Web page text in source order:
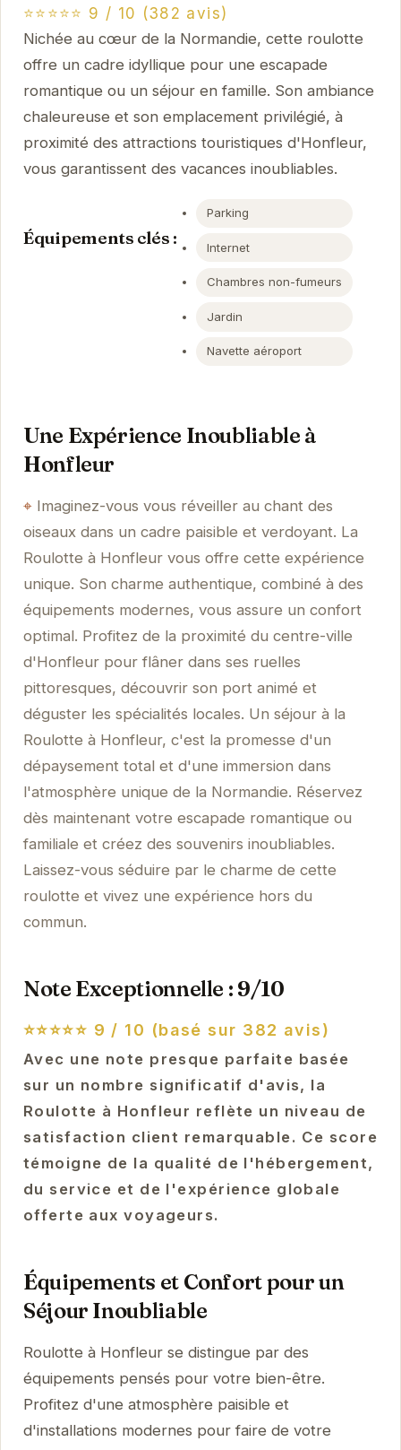
⭐⭐⭐⭐⭐ 9 / 10 (382 avis)
Nichée au cœur de la Normandie, cette roulotte
offre un cadre idyllique pour une escapade
romantique ou un séjour en famille. Son ambiance
chaleureuse et son emplacement privilégié, à
proximité des attractions touristiques d'Honfleur,
vous garantissent des vacances inoubliables.
Équipements clés :
Parking
Internet
Chambres non-fumeurs
Jardin
Navette aéroport
Une Expérience Inoubliable à
Honfleur
Imaginez-vous vous réveiller au chant des
oiseaux dans un cadre paisible et verdoyant. La
Roulotte à Honfleur vous offre cette expérience
unique. Son charme authentique, combiné à des
équipements modernes, vous assure un confort
optimal. Profitez de la proximité du centre-ville
d'Honfleur pour flâner dans ses ruelles
pittoresques, découvrir son port animé et
déguster les spécialités locales. Un séjour à la
Roulotte à Honfleur, c'est la promesse d'un
dépaysement total et d'une immersion dans
l'atmosphère unique de la Normandie. Réservez
dès maintenant votre escapade romantique ou
familiale et créez des souvenirs inoubliables.
Laissez-vous séduire par le charme de cette
roulotte et vivez une expérience hors du
commun.
Note Exceptionnelle : 9/10
⭐⭐⭐⭐⭐ 9 / 10 (basé sur 382 avis)
Avec une note presque parfaite basée
sur un nombre significatif d'avis, la
Roulotte à Honfleur reflète un niveau de
satisfaction client remarquable. Ce score
témoigne de la qualité de l'hébergement,
du service et de l'expérience globale
offerte aux voyageurs.
Équipements et Confort pour un
Séjour Inoubliable
Roulotte à Honfleur se distingue par des
équipements pensés pour votre bien-être.
Profitez d'une atmosphère paisible et
d'installations modernes pour faire de votre